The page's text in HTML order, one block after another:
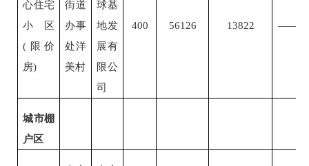
心住宅
小区
(限价
房)
街道
办事
处洋
美村
球基
地发
展有
限公
司
400 56126 13822 ——
城市棚
户区